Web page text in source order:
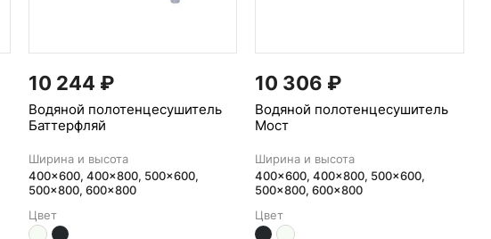
10 244 ₽
Водяной полотенцесушитель
Баттерфляй
Ширина и высота
400x600, 400x800, 500x600,
500x800, 600x800
Цвет
10 306 ₽
Водяной полотенцесушитель
Мост
Ширина и высота
400x600, 400x800, 500x600,
500x800, 600x800
Цвет